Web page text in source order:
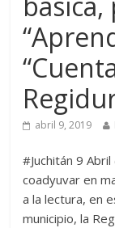
abril 9, 2019
#Juchitán 9
coadyuvar en
a la lectura, en
municipio, la